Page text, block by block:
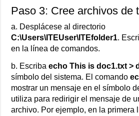
Paso 3: Cree archivos de
a. Desplácese al directorio
C:\Users\ITEUser\ITEfolder1.
en la línea de comandos.
b. Escribaecho This is doc1.txt >
símbolo del sistema. El comando
mostrar un mensaje en el símbolo
utiliza para redirigir el mensaje de
archivo. Por ejemplo, en la primera